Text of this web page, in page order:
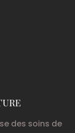
des soins de